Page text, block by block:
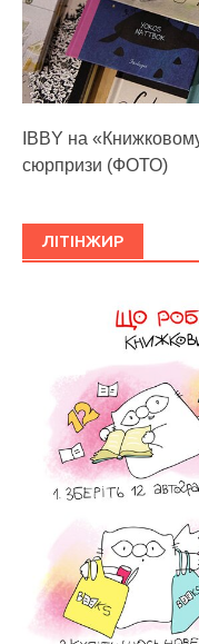
IBBY на
сюрпризи (ФОТО)
ЛІТІНЖИР